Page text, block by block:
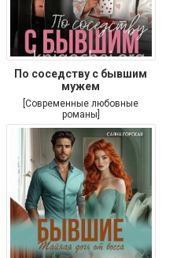
По соседству с бывшим
мужем
[Современные любовные
романы]